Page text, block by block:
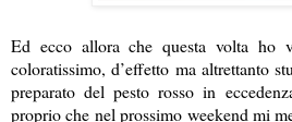
Ed ecco allora che questa volta ho
coloratissimo, d’effetto ma altrettanto
preparato del pesto rosso in
proprio che nel prossimo weekend mi